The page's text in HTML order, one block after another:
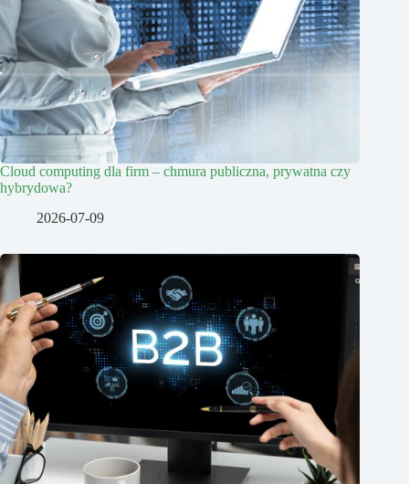
Cloud computing dla firm – chmura publiczna, prywatna czy
hybrydowa?
2026-07-09